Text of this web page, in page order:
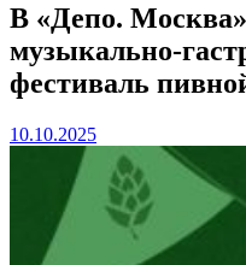
В «Депо.
музыкально-
фестиваль
10.10.2025